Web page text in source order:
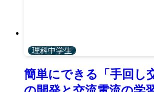
理科中学生
簡単にできる「手回し